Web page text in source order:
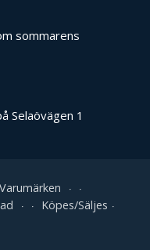
sommarens
Selaövägen 1
Varumärken
Köpes/Säljes